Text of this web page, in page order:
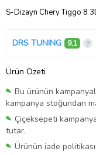
S-Dizayn Chery Tiggo 8
DRS TUNING 9,1
Ürün Özeti
Bu ürünün
kampanya stoğundan
Çiçeksepeti
tutar.
Ürünün iade